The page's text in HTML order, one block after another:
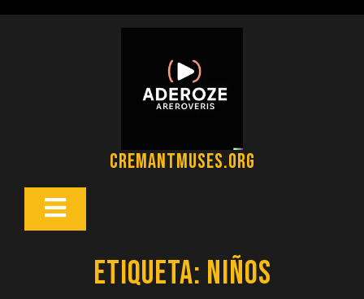
cremantmuses.org
Botón
Etiqueta: niños